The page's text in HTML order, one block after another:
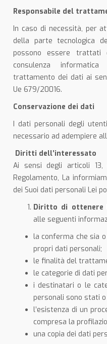
Responsabile del
In caso di necessità, per
della parte tecnologica
possono essere trattati
consulenza
trattamento dei dati ai
Ue 679/20016.
Conservazione dei dati
I dati personali degli
necessario ad adempiere
Diritti dell’interessato
Ai sensi degli articoli
Regolamento, La
dei Suoi dati personali Lei
Diritto di ottenere
alle seguenti
la conferma che sia
propri dati personali;
le finalità del
le categorie di dati
i destinatari o le
personali sono stati
l’esistenza di un
compresa la
una copia dei dati